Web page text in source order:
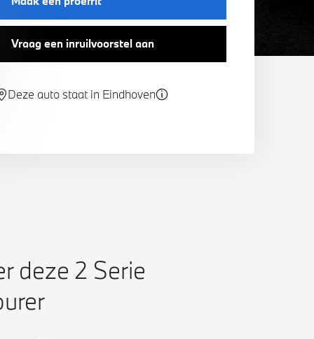
Vraag een inruilvoorstel aan
Deze auto staat in Eindhoven
deze 2 Serie